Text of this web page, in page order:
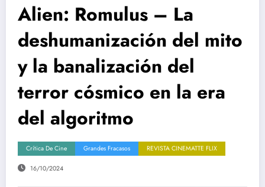
Alien: Romulus – La
deshumanización del mito
y la banalización del
terror cósmico en la era
del algoritmo
Crítica De Cine Grandes Fracasos REVISTA CINEMATTE FLIX
16/10/2024